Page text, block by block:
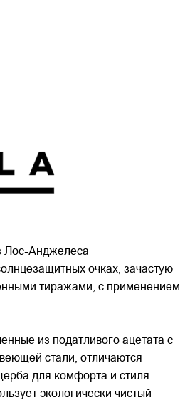
Лос-Анджелеса
очках, зачастую
тиражами, с применением
из податливого ацетата с
стали, отличаются
для комфорта и стиля.
экологически чистый